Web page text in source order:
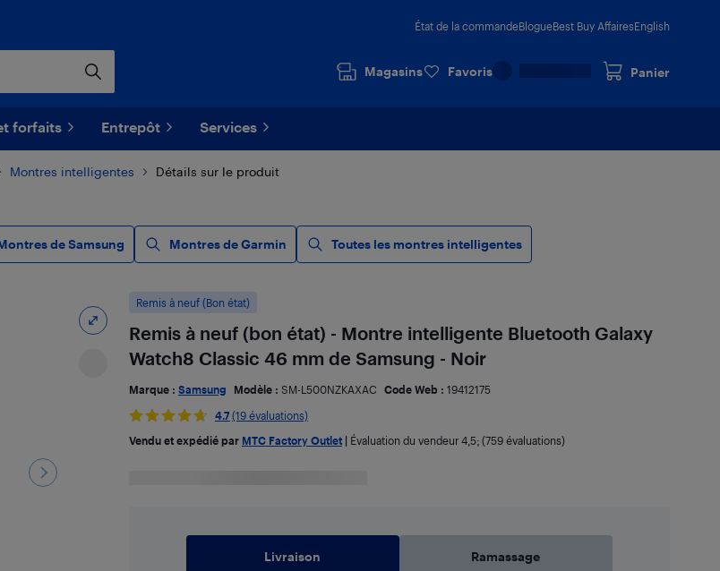
État de la commandeBlogueBest Buy AffairesEnglish
Magasins Favoris Panier
forfaits Entrepôt Services
Montres intelligentes Détails sur le produit
de Samsung Montres de Garmin Toutes les montres intelligentes
Remis à neuf (Bon état)
Remis à neuf (bon état) - Montre intelligente Bluetooth Galaxy
Watch8 Classic 46 mm de Samsung - Noir
Marque : Samsung Modèle : SM-L500NZKAXAC Code Web : 19412175
4.7 (19 évaluations)
Vendu et expédié par MTC Factory Outlet| Évaluation du vendeur 4,5; (759 évaluations)
Livraison Ramassage